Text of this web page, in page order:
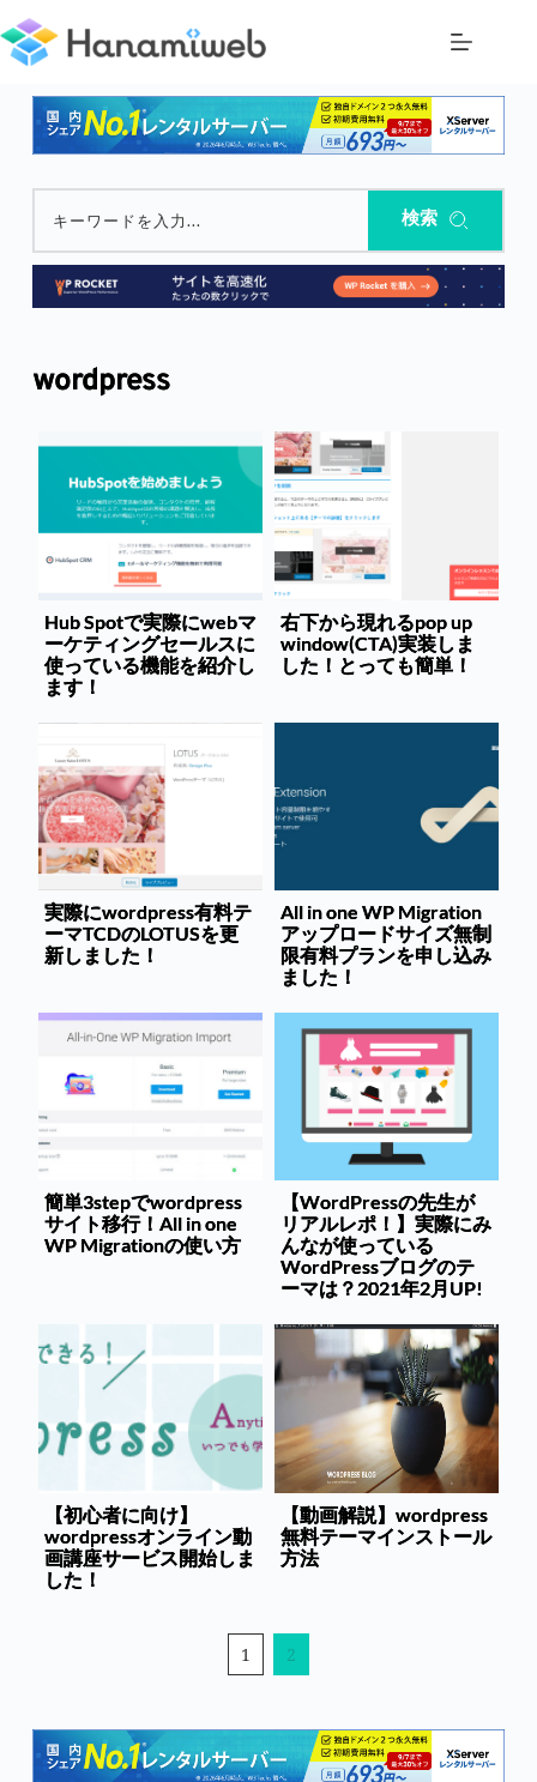
ン
テ
キーワードを入力... 検索
wordpress
Hub Spotで実際にwebマ
ーケティングセールスに
使っている機能を紹介し
ます！
右下から現れるpop up
window(CTA)実装しま
した！とっても簡単！
実際にwordpress有料テ
ーマTCDのLOTUSを更
新しました！
All in one WP Migration
アップロードサイズ無制
限有料プランを申し込み
ました！
簡単3stepでwordpress
サイト移行！All in one
WP Migrationの使い方
【WordPressの先生が
リアルレポ！】実際にみ
んなが使っている
WordPressブログのテ
ーマは？2021年2月UP!
【初心者に向け】
wordpressオンライン動
画講座サービス開始しま
した！
【動画解説】wordpress
無料テーマインストール
方法
1 2